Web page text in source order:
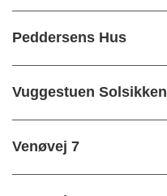
Peddersens Hus
Vuggestuen Solsikken
Venøvej 7